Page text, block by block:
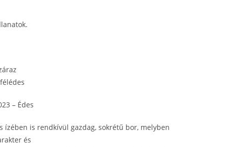
– Édes
ízében is rendkívül gazdag, sokrétű bor, melyben
és